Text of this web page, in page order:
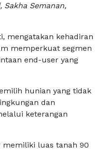
Semanan,
mengatakan kehadiran
memperkuat segmen
end-user yang
hunian yang tidak
dan
keterangan
memiliki luas tanah 90